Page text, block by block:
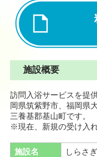
施設概要
訪問入浴サービスを提
岡県筑紫野市、福岡県
三養基郡基山町です。
※現在、新規の受け入
施設名 しらさ